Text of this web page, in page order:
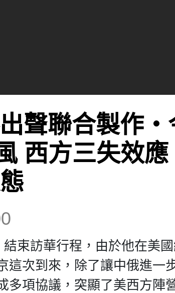
出聲聯合製作‧
西方三失效
束訪華行程，由於他在美
這次到來，除了讓中俄進一
多項協議，突顯了美西方陣